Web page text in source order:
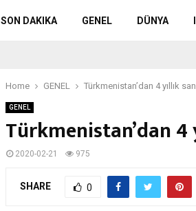
SON DAKIKA GENEL DÜNYA
Home GENEL Türkmenistan’dan 4 yıllık
GENEL
Türkmenistan’dan 4
2020-02-21 975
SHARE 0